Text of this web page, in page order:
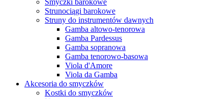
Smyczki barokowe
Strunociągi barokowe
Struny do instrumentów dawnych
Gamba altowo-tenorowa
Gamba Pardessus
Gamba sopranowa
Gamba tenorowo-basowa
Viola d'Amore
Viola da Gamba
Akcesoria do smyczków
Kostki do smyczków